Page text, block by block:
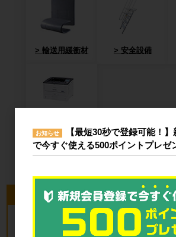
輸送用緩衝材 安全設備
品・衛生用品
今回のピックアップ商品
お知らせ
【最短30秒で登録可能！
で今すぐ使える500ポイントプレゼ